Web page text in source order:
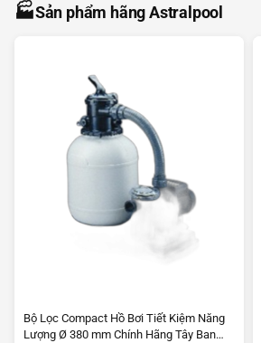
🏭Sản phẩm hãng Astralpool
Bộ Lọc Compact Hồ Bơi Tiết Kiệm Năng
Lượng Ø 380 mm Chính Hãng Tây Ban